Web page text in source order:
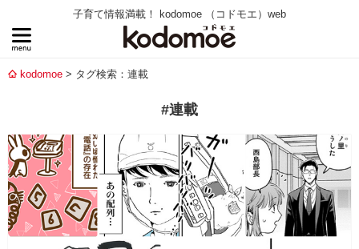
子育て情報満載！ kodomoe （コドモエ）web
kodomoe タグ検索：連載
#連載